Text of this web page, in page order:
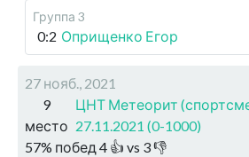
Группа 3
0:2 Оприщенко Егор
27 нояб., 2021
9
место
ЦНТ Метеорит
27.11.2021 (0-1000)
57% побед 4 👍 vs 3👎